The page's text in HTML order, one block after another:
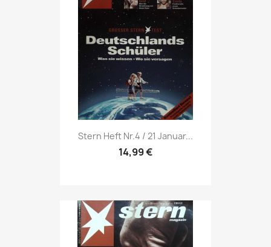
Vorschau
Stern Heft Nr.4 / 21 Januar...
14,99 €